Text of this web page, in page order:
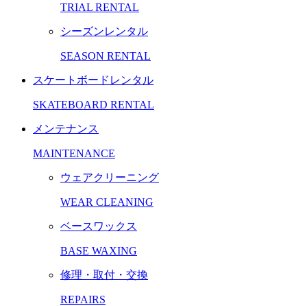
TRIAL RENTAL
シーズンレンタル
SEASON RENTAL
スケートボードレンタル
SKATEBOARD RENTAL
メンテナンス
MAINTENANCE
ウェアクリーニング
WEAR CLEANING
ベースワックス
BASE WAXING
修理・取付・交換
REPAIRS